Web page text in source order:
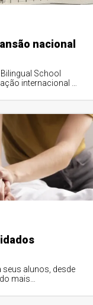
nacional
School
internacional e
seus alunos, desde
mais